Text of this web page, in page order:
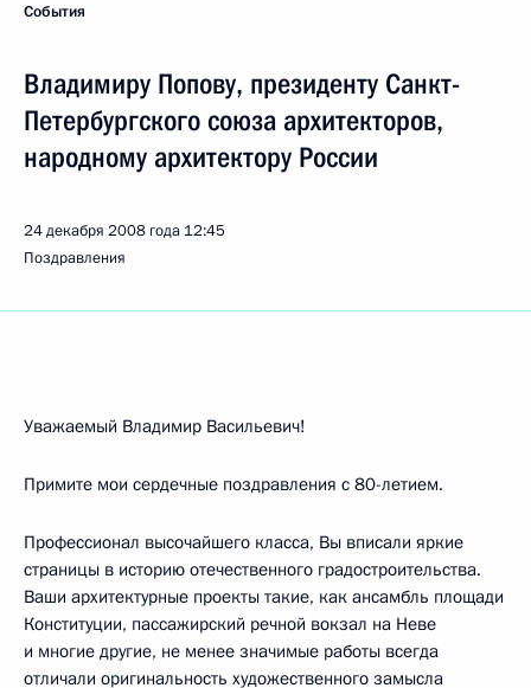
События
Владимиру Попову, президенту Санкт-
Петербургского союза архитекторов,
народному архитектору России
24 декабря 2008 года 12:45
Поздравления
Уважаемый Владимир Васильевич!
Примите мои сердечные поздравления с 80-летием.
Профессионал высочайшего класса, Вы вписали яркие
страницы в историю отечественного градостроительства.
Ваши архитектурные проекты такие, как ансамбль площади
Конституции, пассажирский речной вокзал на Неве
и многие другие, не менее значимые работы всегда
отличали оригинальность художественного замысла